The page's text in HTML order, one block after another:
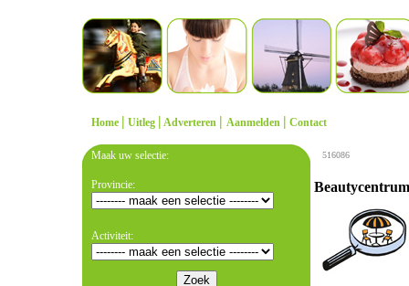
Home | Uitleg | Adverteren | Aanmelden | Contact
Maak uw selectie:
Provincie:
Activiteit:
516086